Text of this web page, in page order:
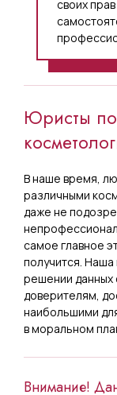
своих
Юристы
В наше время,
различными
даже не
самое главное
получится.
решении данных
доверителям,
наибольшими
в моральном
Внимание!